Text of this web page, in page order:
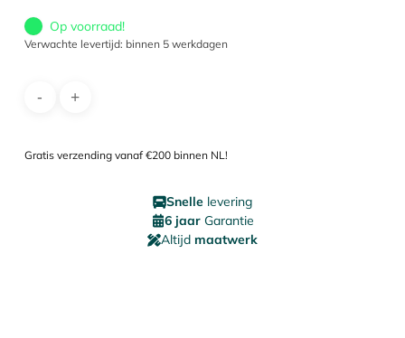
Op voorraad!
Verwachte levertijd: binnen 5 werkdagen
Gratis verzending vanaf €200 binnen NL!
Snelle levering
6 jaar Garantie
Altijdmaatwerk